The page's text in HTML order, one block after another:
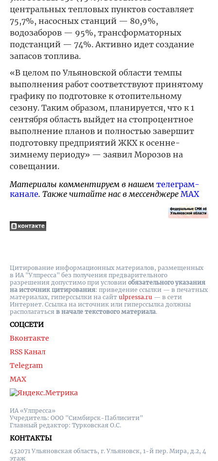
центральных тепловых пунктов составляет
75,7%, насосных станций — 80,9%,
водозаборов — 95%, трансформаторных
подстанций — 74%. Активно идет создание
запасов топлива.
«В целом по Ульяновской области темпы
выполнения работ соответствуют принятому
графику по подготовке к отопительному
сезону. Таким образом, планируется, что к 1
сентября область выйдет на стопроцентное
выполнение планов и полностью завершит
подготовку предприятий ЖКХ к осенне-
зимнему периоду» — заявил Морозов на
совещании.
Материалы комментируем в нашем телеграм-
канале. Также читайте нас в мессенджере MAX
ИА «Улпресса»
Учредитель: ООО "Симбирск-Паблисити"
Главный редактор: Турковская О.С.
КОНТАКТЫ
432071 Ульяновская область, г. Ульяновск, 1-й пер. Мира, д.2, 4
этаж
СОЦСЕТИ
Вконтакте
RSS Канал
Telegram
MAX
Цитирование информационных материалов, размещенных
в ИА "Улпресса" без получения предварительного
разрешения допустимо при условии обязательного указания
на источник цитирования: приведение ссылки — в печатных
материалах, гиперссылки на cайт ulpressa.ru — в сети
Интернет. Ссылка на источник или гиперссылка должны
располагаться в начале текстового материала.